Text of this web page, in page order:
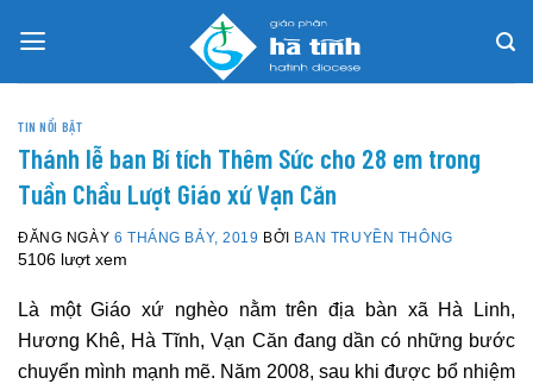
TIN NỔI BẬT
Thánh lễ ban Bí tích Thêm Sức cho 28 em trong
Tuần Chầu Lượt Giáo xứ Vạn Căn
ĐĂNG NGÀY 6 THÁNG BẢY, 2019 BỞI BAN TRUYỀN THÔNG
5106 lượt xem
Là một Giáo xứ nghèo nằm trên địa bàn xã Hà Linh,
Hương Khê, Hà Tĩnh, Vạn Căn đang dần có những bước
chuyển mình mạnh mẽ. Năm 2008, sau khi được bổ nhiệm